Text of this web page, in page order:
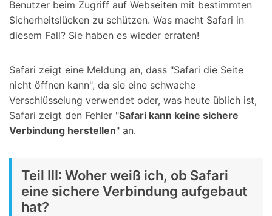
Benutzer beim Zugriff auf Webseiten mit bestimmten
Sicherheitslücken zu schützen. Was macht Safari in
diesem Fall? Sie haben es wieder erraten!
Safari zeigt eine Meldung an, dass "Safari die Seite
nicht öffnen kann", da sie eine schwache
Verschlüsselung verwendet oder, was heute üblich ist,
Safari zeigt den Fehler "Safari kann keine sichere
Verbindung herstellen" an.
Teil III: Woher weiß ich, ob Safari
eine sichere Verbindung aufgebaut
hat?